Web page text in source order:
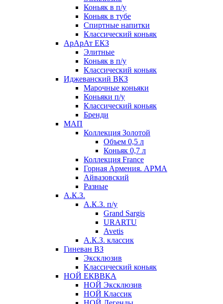
Коньяк в п/у
Коньяк в тубе
Спиртные напитки
Классический коньяк
АрАрАт ЕКЗ
Элитные
Коньяк в п/у
Классический коньяк
Иджеванский ВКЗ
Марочные коньяки
Коньяки п/у
Классический коньяк
Бренди
МАП
Коллекция Золотой
Объем 0,5 л
Коньяк 0,7 л
Коллекция France
Горная Армения. АРМА
Айвазовский
Разные
А.К.З.
А.К.З. п/у
Grand Sargis
URARTU
Avetis
А.К.З. классик
Гиневан ВЗ
Эксклюзив
Классический коньяк
НОЙ ЕКВВКА
НОЙ Эксклюзив
НОЙ Классик